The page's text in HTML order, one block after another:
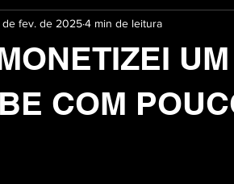
COM
de fev. de 20254 min de leitura